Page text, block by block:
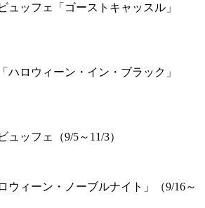
ュッフェ「ゴーストキャッスル」
ハロウィーン・イン・ブラック」
ッフェ（9/5～11/3）
ウィーン・ノーブルナイト」（9/16～